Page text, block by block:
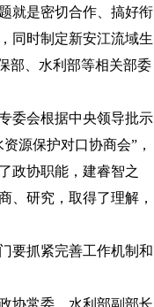
就是密切合作、搞好衔
同时制定新安江流域生
部、水利部等相关部委
委会根据中央领导批示
源保护对口协商会”，
政协职能，建睿智之
、研究，取得了理解，
要抓紧完善工作机制和
协常委、水利部副部长